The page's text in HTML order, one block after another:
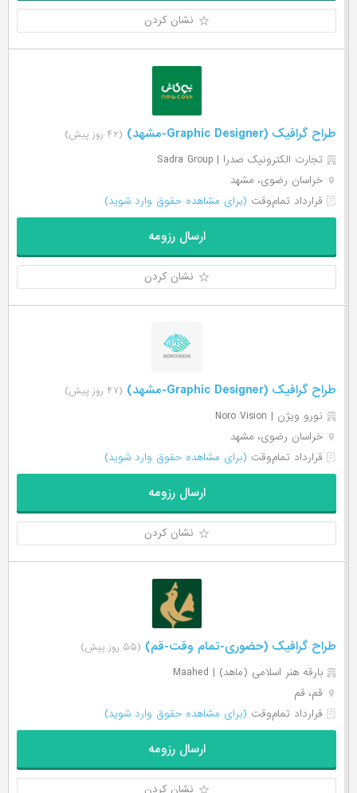
نشان کردن
طراح گرافیک (Graphic Designer-مشهد) (۴۲ روز پیش)
تجارت الکترونیک صدرا | Sadra Group
خراسان رضوی، مشهد
قرارداد تمام‌وقت (برای مشاهده حقوق وارد شوید)
ارسال رزومه
نشان کردن
طراح گرافیک (Graphic Designer-مشهد) (۴۷ روز پیش)
نورو ویژن | Noro Vision
خراسان رضوی، مشهد
قرارداد تمام‌وقت (برای مشاهده حقوق وارد شوید)
ارسال رزومه
نشان کردن
طراح گرافیک (حضوری-تمام وقت-قم) (۵۵ روز پیش)
بارقه هنر اسلامی (ماهد) | Maahed
قم، قم
قرارداد تمام‌وقت (برای مشاهده حقوق وارد شوید)
ارسال رزومه
نشان کردن